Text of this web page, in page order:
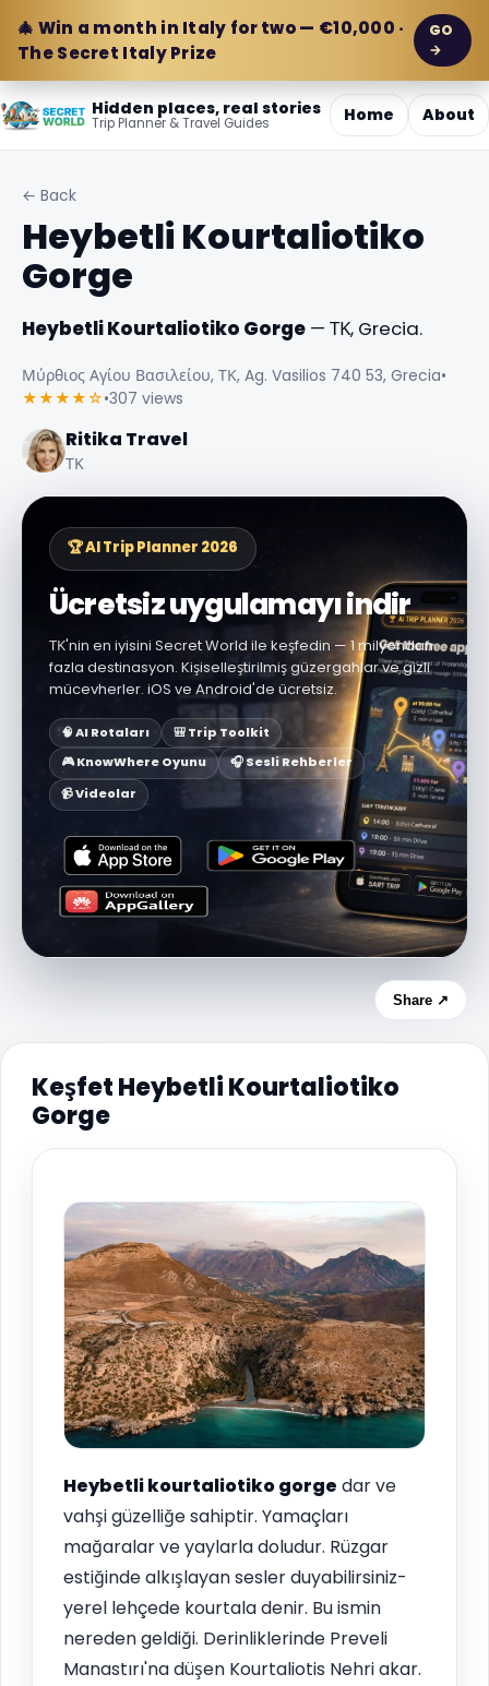
🎄 Win a month in Italy for two — €10,000 ·
The Secret Italy Prize
GO
→
Hidden places, real stories
Trip Planner & Travel Guides Home About
← Back
Heybetli Kourtaliotiko
Gorge
Heybetli Kourtaliotiko Gorge — ΤΚ, Grecia.
Μύρθιος Αγίου Βασιλείου, ΤΚ, Ag. Vasilios 740 53, Grecia•
★★★★☆•307 views
Ritika Travel
ΤΚ
🏆 AI Trip Planner 2026
Ücretsiz uygulamayı indir
ΤΚ'nin en iyisini Secret World ile keşfedin — 1 milyondan
fazla destinasyon. Kişiselleştirilmiş güzergahlar ve gizli
mücevherler. iOS ve Android'de ücretsiz.
🧠 AI Rotaları
🎒 Trip Toolkit
🎮 KnowWhere Oyunu
🎧 Sesli Rehberler
📹 Videolar
Share ↗
Keşfet Heybetli Kourtaliotiko
Gorge
Heybetli kourtaliotiko gorge dar ve
vahşi güzelliğe sahiptir. Yamaçları
mağaralar ve yaylarla doludur. Rüzgar
estiğinde alkışlayan sesler duyabilirsiniz-
yerel lehçede kourtala denir. Bu ismin
nereden geldiği. Derinliklerinde Preveli
Manastırı'na düşen Kourtaliotis Nehri akar.